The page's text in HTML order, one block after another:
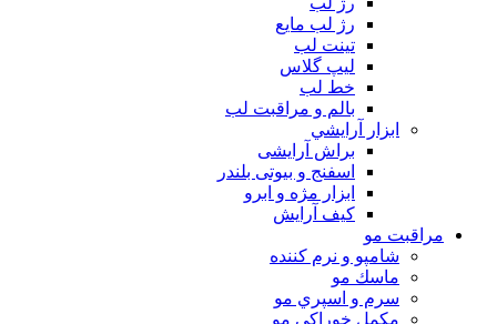
رژ لب مایع
تینت لب
لیپ گلاس
خط لب
بالم و مراقبت لب
ابزار آرايشي
براش آرایشی
اسفنج و بیوتی بلندر
ابزار مژه و ابرو
کیف آرایش
مراقبت مو
شامپو و نرم كننده
ماسك مو
سرم و اسپري مو
مكمل خوراكی مو